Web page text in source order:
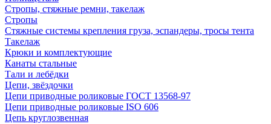
Стропы, стяжные ремни, такелаж
Стропы
Стяжные системы крепления груза, эспандеры, тросы тента
Такелаж
Крюки и комплектующие
Канаты стальные
Тали и лебёдки
Цепи, звёздочки
Цепи приводные роликовые ГОСТ 13568-97
Цепи приводные роликовые ISO 606
Цепь круглозвенная